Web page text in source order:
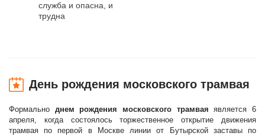
служба и опасна, и
трудна
День рождения московского трамвая
Формально днем рождения московского трамвая является 6
апреля, когда состоялось торжественное открытие движения
трамвая по первой в Москве линии от Бутырской заставы по